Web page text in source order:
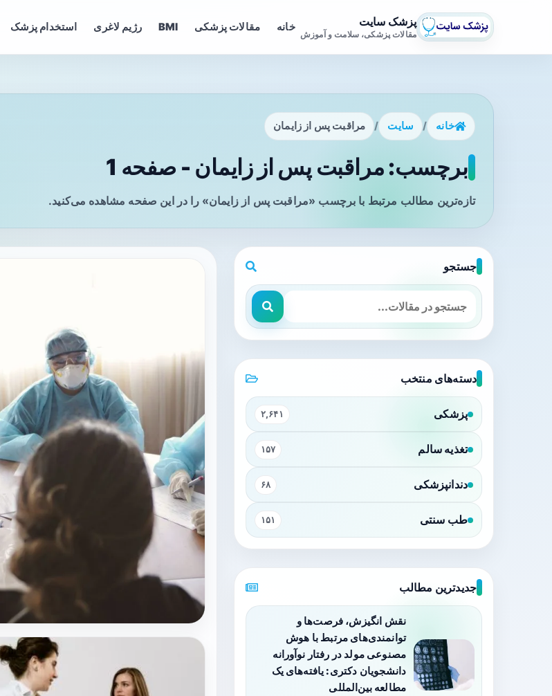
پزشک سایت
مقالات پزشکی، سلامت و آموزش
خانه مقالات پزشکی BMI رژیم لاغری استخدام پزشک
خانه / سایت / مراقبت پس از زایمان
برچسب: مراقبت پس از زایمان - صفحه 1
تازه‌ترین مطالب مرتبط با برچسب «مراقبت پس از زایمان» را در این صفحه مشاهده می‌کنید.
جستجو
دسته‌های منتخب
پزشکی ۲,۶۴۱
تغذیه سالم ۱۵۷
دندانپزشکی ۶۸
طب سنتی ۱۵۱
جدیدترین مطالب
نقش انگیزش، فرصت‌ها و
توانمندی‌های مرتبط با هوش
مصنوعی مولد در رفتار نوآورانه
دانشجویان دکتری: یافته‌های یک
مطالعه بین‌المللی